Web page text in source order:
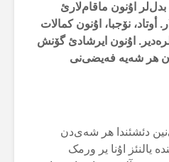
اۇنون ماقام‌لارئ
أوتاد، نۆجبا، اۇنون کمالات
اۇنون ایرشادئ گۆنش
هر شەیە فەیضی‌نی
دئشئندا هر شەی‌دن
یالنئز اۇنا یر ورمک